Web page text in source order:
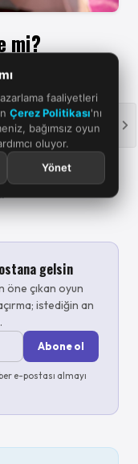
faaliyetleri
Çerez Politikası'nı
bağımsız oyun
oluyor.
Yönet
mi?
bulunmuyor.
ediyorsanız haber
Bir bağlantıya tıklayıp
alabiliriz.
Yayın
gelsin
çıkan oyun
istediğin an
Abone ol
e-postası almayı